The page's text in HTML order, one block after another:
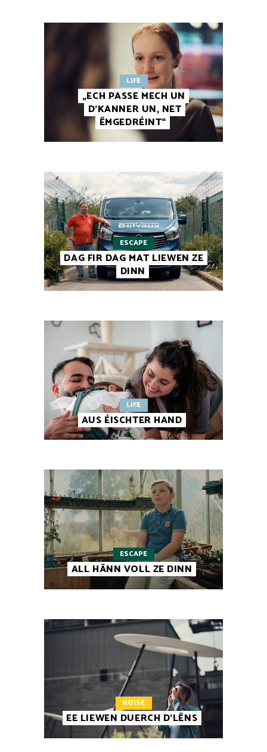
LIFE
„ECH PASSE MECH UN
D’KANNER UN, NET
ËMGEDRÉINT“
ESCAPE
DAG FIR DAG MAT LIEWEN ZE
DINN
LIFE
AUS ÉISCHTER HAND
ESCAPE
ALL HÄNN VOLL ZE DINN
NOISE
EE LIEWEN DUERCH D’LËNS